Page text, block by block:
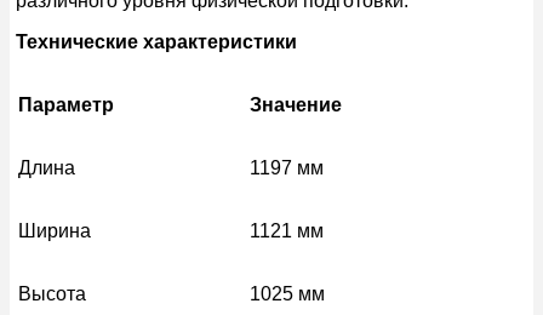
Технические характеристики
Параметр Значение
Длина 1197 мм
Ширина 1121 мм
Высота 1025 мм